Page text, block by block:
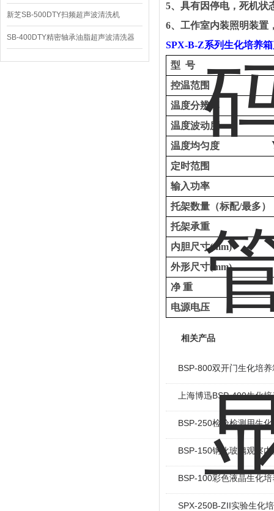
新芝SB-500DTY扫频超声波清洗机
SB-400DTY精密轴承油脂超声波清洗器
5、 具有因停电，死机状
6、 工作室内装照明装置
SPX-B-Z系列生化培养箱
型 号
控温范围
温度分辨率
温度波动度
温度均匀度
定时范围
输入功率
托架数量（标配/最多）
托架承重
内胆尺寸(mm)
外形尺寸(mm)
净 重
电源电压
相关产品
BSP-800双开门生化培养
上海博迅BSP-400生化
BSP-250检验检测用生
BSP-150钢化玻璃观察
BSP-100彩色液晶生化
SPX-250B-ZII实验生化